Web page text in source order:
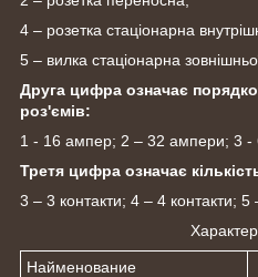
4 – розетка стаціонарна
5 – вилка стаціонарна
Друга цифра означає
роз'ємів:
1 - 16 ампер; 2 – 32 ампери; 3
Третя цифра означає
3 – 3 контакти; 4 – 4 контакти; 5
Найменование